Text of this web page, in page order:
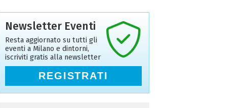
Newsletter Eventi
Resta aggiornato su tutti gli
eventi a Milano e dintorni,
iscriviti gratis alla newsletter
REGISTRATI